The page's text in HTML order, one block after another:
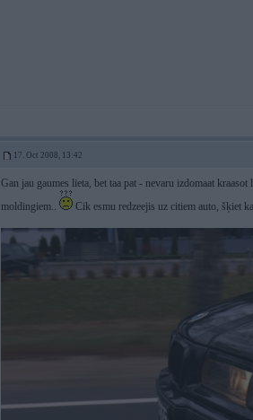
17. Oct 2008, 13:42
Gan jau gaumes lieta, bet taa pat - nevaru izdomaat
moldingiem..
Cik esmu redzeejis uz citiem auto, šķiet